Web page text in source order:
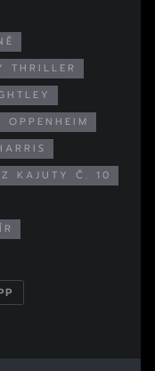
THRILLER
OPPENHEIM
KAJUTY Č. 10